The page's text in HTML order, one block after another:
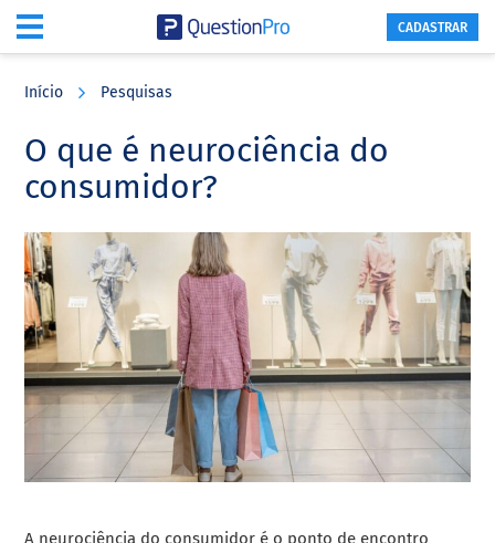
content
sidebar
CADASTRAR
Início Pesquisas
O que é neurociência do
consumidor?
A neurociência do consumidor é o ponto de encontro